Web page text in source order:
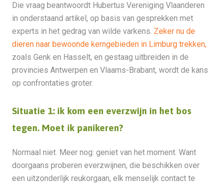
Die vraag beantwoordt Hubertus Vereniging Vlaanderen
in onderstaand artikel, op basis van gesprekken met
experts in het gedrag van wilde varkens. Zeker nu de
dieren naar bewoonde kerngebieden in Limburg trekken,
zoals Genk en Hasselt, en gestaag uitbreiden in de
provincies Antwerpen en Vlaams-Brabant, wordt de kans
op confrontaties groter.
Situatie 1: ik kom een everzwijn in het bos
tegen. Moet ik panikeren?
Normaal niet. Meer nog: geniet van het moment. Want
doorgaans proberen everzwijnen, die beschikken over
een uitzonderlijk reukorgaan, elk menselijk contact te